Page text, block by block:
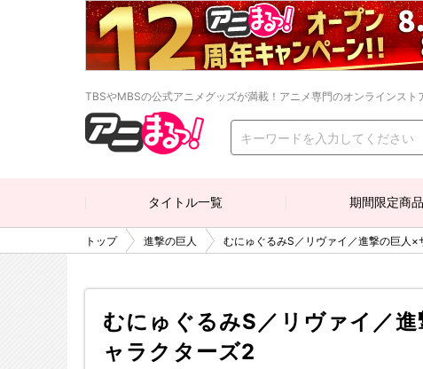
TBSやMBSの公式アニメグッズが満載！アニメ専門のオンラインスト
タイトル一覧 期間限定商品
トップ 進撃の巨人 むにゅぐるみS／リヴァイ／進撃の巨人
むにゅぐるみS／リヴァイ／
ャラクターズ2